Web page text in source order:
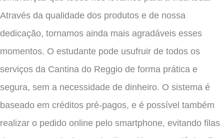
Através da qualidade dos produtos e de nossa
dedicação, tornamos ainda mais agradáveis esses
momentos. O estudante pode usufruir de todos os
serviços da Cantina do Reggio de forma prática e
segura, sem a necessidade de dinheiro. O sistema é
baseado em créditos pré-pagos, e é possível também
realizar o pedido online pelo smartphone, evitando filas